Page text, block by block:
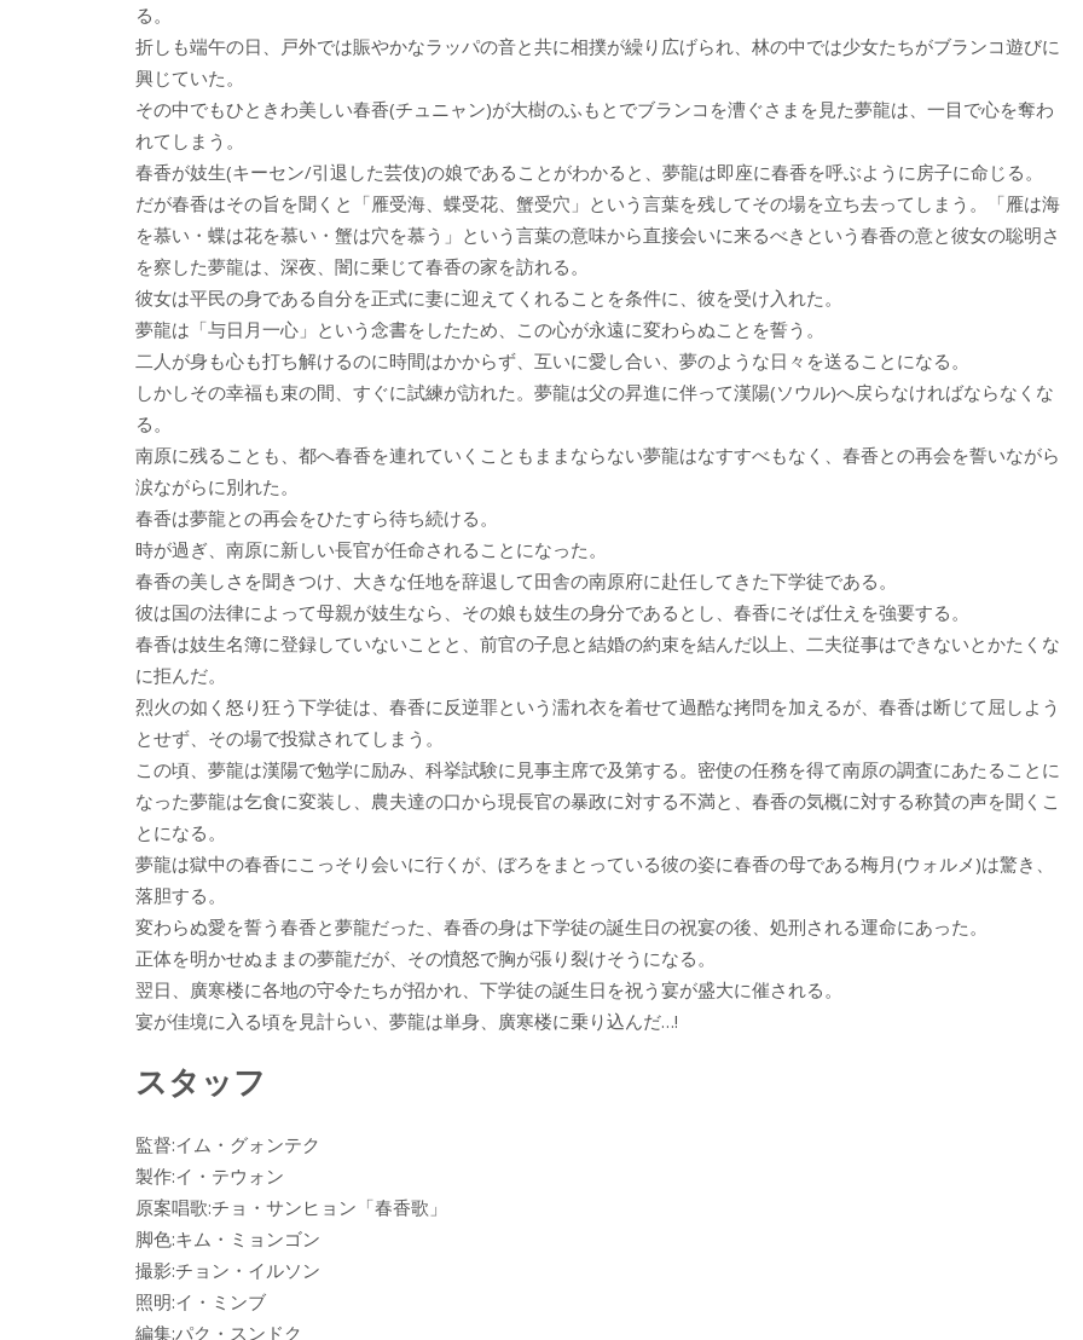
る。
折しも端午の日、戸外では賑やかなラッパの音と共に相撲が繰り広げられ、林の中では少女たちがブランコ遊びに
興じていた。
その中でもひときわ美しい春香(チュニャン)が大樹のふもとでブランコを漕ぐさまを見た夢龍は、一目で心を奪わ
れてしまう。
春香が妓生(キーセン/引退した芸伎)の娘であることがわかると、夢龍は即座に春香を呼ぶように房子に命じる。
だが春香はその旨を聞くと「雁受海、蝶受花、蟹受穴」という言葉を残してその場を立ち去ってしまう。「雁は海
を慕い・蝶は花を慕い・蟹は穴を慕う」という言葉の意味から直接会いに来るべきという春香の意と彼女の聡明さ
を察した夢龍は、深夜、闇に乗じて春香の家を訪れる。
彼女は平民の身である自分を正式に妻に迎えてくれることを条件に、彼を受け入れた。
夢龍は「与日月一心」という念書をしたため、この心が永遠に変わらぬことを誓う。
二人が身も心も打ち解けるのに時間はかからず、互いに愛し合い、夢のような日々を送ることになる。
しかしその幸福も束の間、すぐに試練が訪れた。夢龍は父の昇進に伴って漢陽(ソウル)へ戻らなければならなくな
る。
南原に残ることも、都へ春香を連れていくこともままならない夢龍はなすすべもなく、春香との再会を誓いながら
涙ながらに別れた。
春香は夢龍との再会をひたすら待ち続ける。
時が過ぎ、南原に新しい長官が任命されることになった。
春香の美しさを聞きつけ、大きな任地を辞退して田舎の南原府に赴任してきた下学徒である。
彼は国の法律によって母親が妓生なら、その娘も妓生の身分であるとし、春香にそば仕えを強要する。
春香は妓生名簿に登録していないことと、前官の子息と結婚の約束を結んだ以上、二夫従事はできないとかたくな
に拒んだ。
烈火の如く怒り狂う下学徒は、春香に反逆罪という濡れ衣を着せて過酷な拷問を加えるが、春香は断じて屈しよう
とせず、その場で投獄されてしまう。
この頃、夢龍は漢陽で勉学に励み、科挙試験に見事主席で及第する。密使の任務を得て南原の調査にあたることに
なった夢龍は乞食に変装し、農夫達の口から現長官の暴政に対する不満と、春香の気概に対する称賛の声を聞くこ
とになる。
夢龍は獄中の春香にこっそり会いに行くが、ぼろをまとっている彼の姿に春香の母である梅月(ウォルメ)は驚き、
落胆する。
変わらぬ愛を誓う春香と夢龍だった、春香の身は下学徒の誕生日の祝宴の後、処刑される運命にあった。
正体を明かせぬままの夢龍だが、その憤怒で胸が張り裂けそうになる。
翌日、廣寒楼に各地の守令たちが招かれ、下学徒の誕生日を祝う宴が盛大に催される。
宴が佳境に入る頃を見計らい、夢龍は単身、廣寒楼に乗り込んだ…!
スタッフ
監督:イム・グォンテク
製作:イ・テウォン
原案唱歌:チョ・サンヒョン「春香歌」
脚色:キム・ミョンゴン
撮影:チョン・イルソン
照明:イ・ミンブ
編集:パク・スンドク